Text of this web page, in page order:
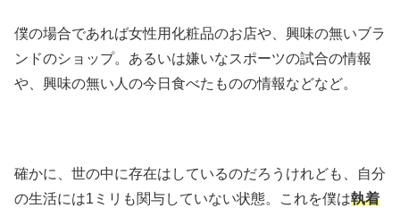
僕の場合であれば女性用化粧品のお店や、興味の無いブラ
ンドのショップ。あるいは嫌いなスポーツの試合の情報
や、興味の無い人の今日食べたものの情報などなど。
確かに、世の中に存在はしているのだろうけれども、自分
の生活には1ミリも関与していない状態。これを僕は執着